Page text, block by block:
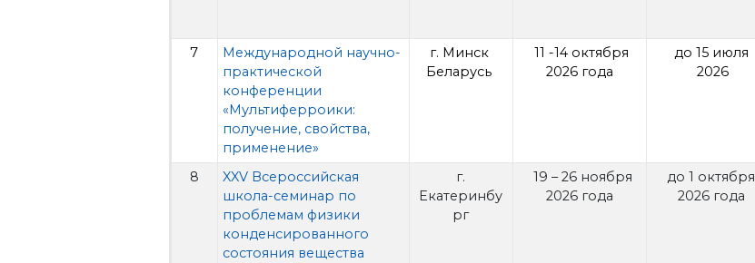
7
Международной научно-
практической
конференции
«Мультиферроики:
получение, свойства,
применение»
г. Минск
Беларусь
11 -14 октября
2026 года
до 15 июля
2026
8
XXV Всероссийская
школа-семинар по
проблемам физики
конденсированного
состояния вещества
г.
Екатеринбу
рг
19 – 26 ноября
2026 года
до 1 октября
2026 года